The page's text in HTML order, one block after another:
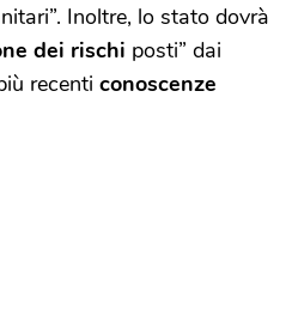
Inoltre, lo stato dovrà
dei rischi posti” dai
recenti conoscenze